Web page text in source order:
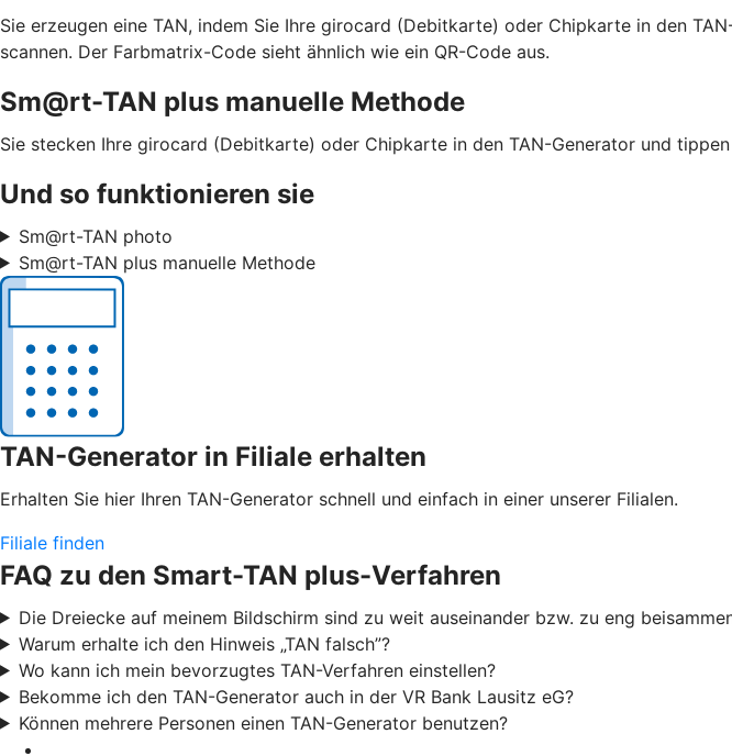
Sie erzeugen eine TAN, indem Sie Ihre girocard (Debitkarte) oder Chipkarte in den
scannen. Der Farbmatrix-Code sieht ähnlich wie ein QR-Code aus.
Sm@rt-TAN plus manuelle Methode
Sie stecken Ihre girocard (Debitkarte) oder Chipkarte in den TAN-Generator und
Und so funktionieren sie
Sm@rt-TAN photo
Sm@rt-TAN plus manuelle Methode
TAN-Generator in Filiale erhalten
Erhalten Sie hier Ihren TAN-Generator schnell und einfach in einer unserer Filialen.
Filiale finden
FAQ zu den Smart-TAN plus-Verfahren
Die Dreiecke auf meinem Bildschirm sind zu weit auseinander bzw. zu eng
Warum erhalte ich den Hinweis „TAN falsch”?
Wo kann ich mein bevorzugtes TAN-Verfahren einstellen?
Bekomme ich den TAN-Generator auch in der VR Bank Lausitz eG?
Können mehrere Personen einen TAN-Generator benutzen?